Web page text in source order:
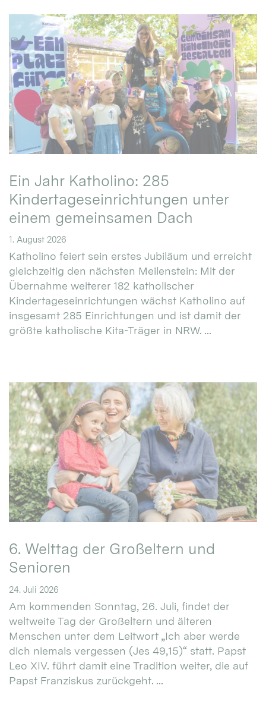
Ein Jahr Katholino: 285
Kindertageseinrichtungen unter
einem gemeinsamen Dach
1. August 2026
Katholino feiert sein erstes Jubiläum und erreicht
gleichzeitig den nächsten Meilenstein: Mit der
Übernahme weiterer 182 katholischer
Kindertageseinrichtungen wächst Katholino auf
insgesamt 285 Einrichtungen und ist damit der
größte katholische Kita-Träger in NRW. ...
6. Welttag der Großeltern und
Senioren
24. Juli 2026
Am kommenden Sonntag, 26. Juli, findet der
weltweite Tag der Großeltern und älteren
Menschen unter dem Leitwort „Ich aber werde
dich niemals vergessen (Jes 49,15)“ statt. Papst
Leo XIV. führt damit eine Tradition weiter, die auf
Papst Franziskus zurückgeht. ...